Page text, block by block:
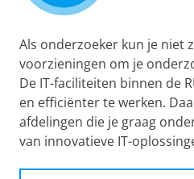
Als onderzoeker kun je niet
voorzieningen om je
De IT-faciliteiten binnen de
en efficiënter te werken.
afdelingen die je graag
van innovatieve IT-